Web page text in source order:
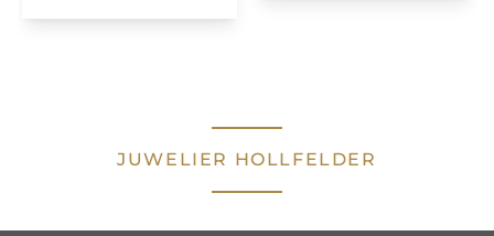
JUWELIER HOLLFELDER